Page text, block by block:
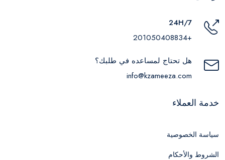
24H/7
+201050408834
هل تحتاج لمساعده في طلبك؟
info@kzameeza.com
خدمة العملاء
سياسة الخصوصية
الشروط والأحكام